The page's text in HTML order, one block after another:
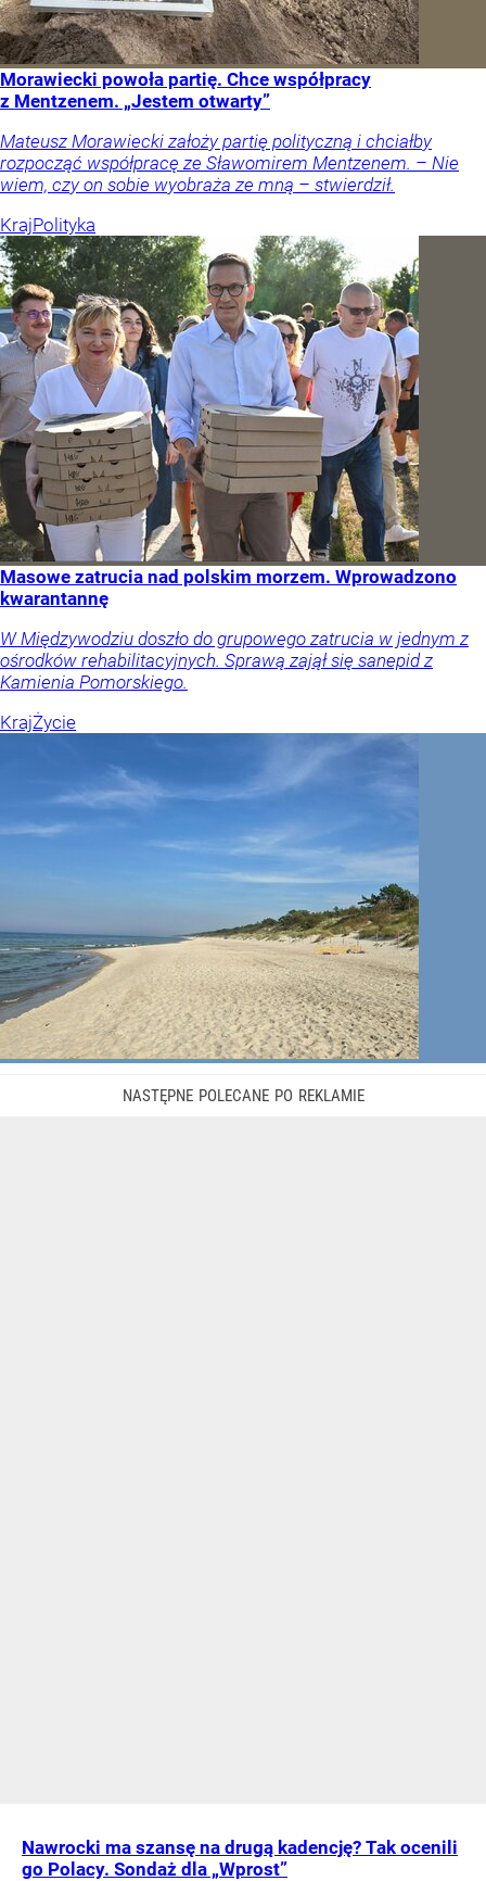
Morawiecki powoła partię. Chce współpracy
z Mentzenem. „Jestem otwarty”
Mateusz Morawiecki założy partię polityczną i chciałby
rozpocząć współpracę ze Sławomirem Mentzenem. – Nie
wiem, czy on sobie wyobraża ze mną – stwierdził.
KrajPolityka
Masowe zatrucia nad polskim morzem. Wprowadzono
kwarantannę
W Międzywodziu doszło do grupowego zatrucia w jednym z
ośrodków rehabilitacyjnych. Sprawą zajął się sanepid z
Kamienia Pomorskiego.
KrajŻycie
Nawrocki ma szansę na drugą kadencję? Tak ocenili
go Polacy. Sondaż dla „Wprost”